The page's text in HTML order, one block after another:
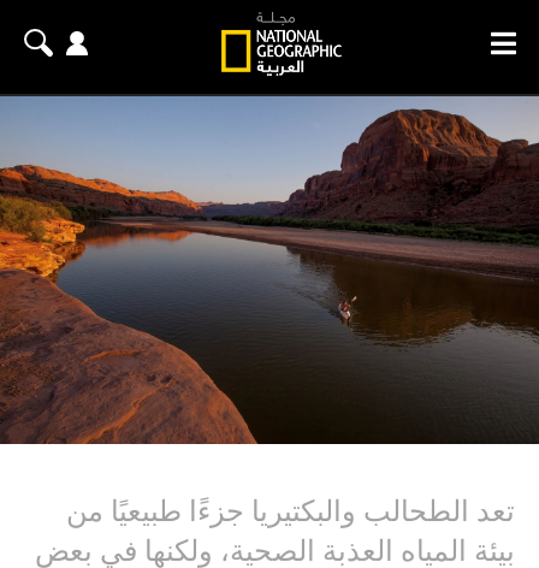
تعد الطحالب والبكتيريا جزءًا طبيعيًا من
بيئة المياه العذبة الصحية، ولكنها في بعض